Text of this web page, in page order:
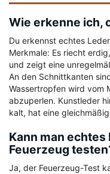
Wie erkenne ich,
Du erkennst echtes
Merkmale: Es riecht
und zeigt eine
An den Schnittkanten
Wassertropfen wird vom
abzuperlen. Kunstleder
kalt, hat eine
Kann man
Feuerzeug
Ja, der Feuerzeug-Test